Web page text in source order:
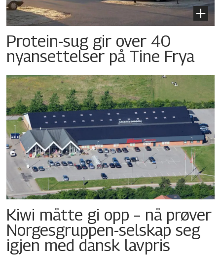
Protein-sug gir over 40
nyansettelser på Tine Frya
Kiwi måtte gi opp – nå prøver
Norgesgruppen-selskap seg
igjen med dansk lavpris